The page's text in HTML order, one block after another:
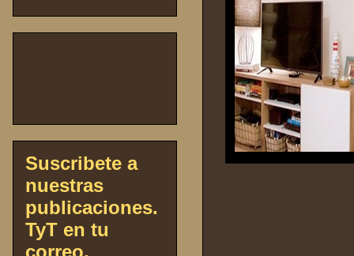
Suscribete a
nuestras
publicaciones.
TyT en tu